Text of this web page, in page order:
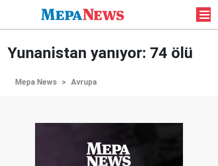
Yunanistan yanıyor: 74 ölü
Mepa News > Avrupa